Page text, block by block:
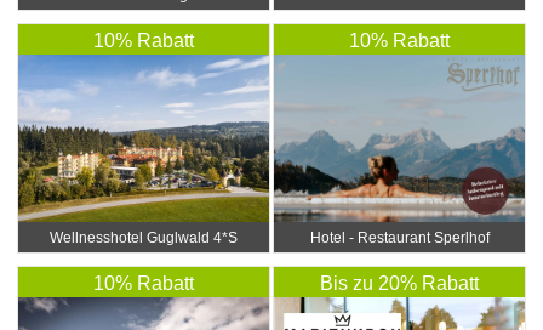
10% Rabatt
Wellnesshotel Guglwald 4*S
10% Rabatt
Hotel - Restaurant Sperlhof
10% Rabatt Bis zu 20% Rabatt